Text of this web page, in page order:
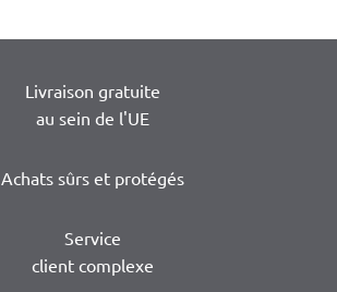
Livraison gratuite
au sein de l'UE
Achats sûrs et protégés
Service
client complexe